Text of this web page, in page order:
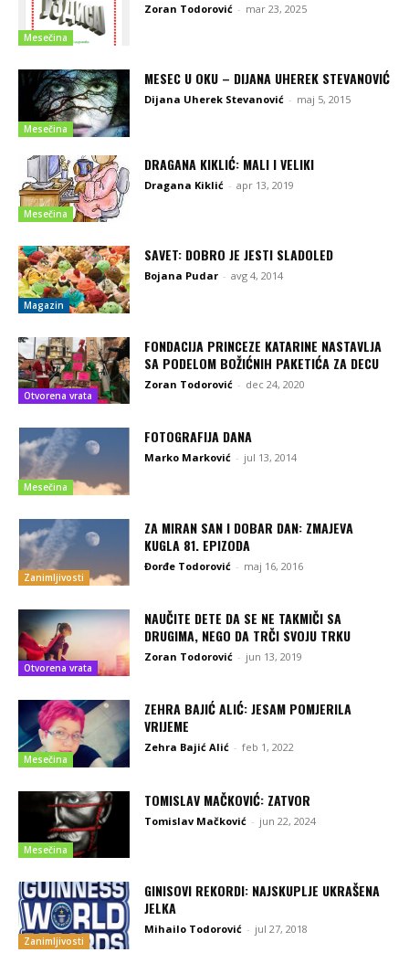
Mesečina
Zoran Todorović - mar 23, 2025
Mesečina
MESEC U OKU – DIJANA UHEREK STEVANOVIĆ
Dijana Uherek Stevanović - maj 5, 2015
Mesečina
DRAGANA KIKLIĆ: MALI I VELIKI
Dragana Kiklić - apr 13, 2019
Magazin
SAVET: DOBRO JE JESTI SLADOLED
Bojana Pudar - avg 4, 2014
Otvorena vrata
FONDACIJA PRINCEZE KATARINE NASTAVLJA
SA PODELOM BOŽIĆNIH PAKETIĆA ZA DECU
Zoran Todorović - dec 24, 2020
Mesečina
FOTOGRAFIJA DANA
Marko Marković - jul 13, 2014
Zanimljivosti
ZA MIRAN SAN I DOBAR DAN: ZMAJEVA
KUGLA 81. EPIZODA
Đorđe Todorović - maj 16, 2016
Otvorena vrata
NAUČITE DETE DA SE NE TAKMIČI SA
DRUGIMA, NEGO DA TRČI SVOJU TRKU
Zoran Todorović - jun 13, 2019
Mesečina
ZEHRA BAJIĆ ALIĆ: JESAM POMJERILA
VRIJEME
Zehra Bajić Alić - feb 1, 2022
Mesečina
TOMISLAV MAČKOVIĆ: ZATVOR
Tomislav Mačković - jun 22, 2024
Zanimljivosti
GINISOVI REKORDI: NAJSKUPLJE UKRAŠENA
JELKA
Mihailo Todorović - jul 27, 2018